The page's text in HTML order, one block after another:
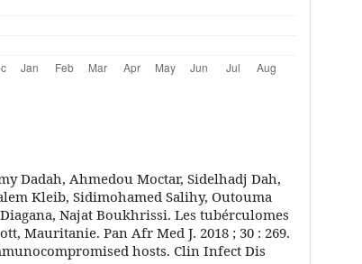
Dadah, Ahmedou Moctar, Sidelhadj Dah,
Kleib, Sidimohamed Salihy, Outouma
Najat Boukhrissi. Les tubérculomes
Mauritanie. Pan Afr Med J. 2018 ; 30 : 269.
hosts. Clin Infect Dis